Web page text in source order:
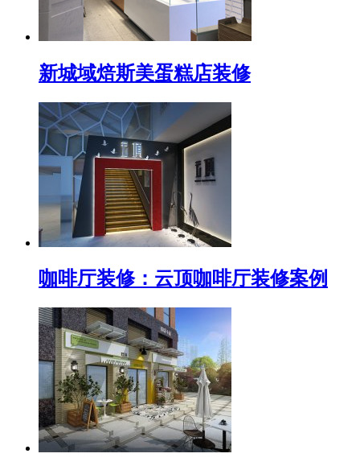
新城域焙斯美蛋糕店装修
咖啡厅装修：云顶咖啡厅装修案例